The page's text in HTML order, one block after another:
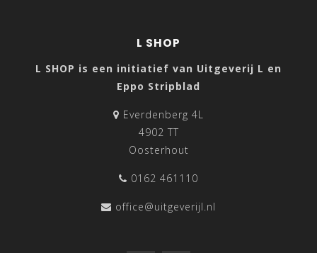
L SHOP
L SHOP is een initiatief van Uitgeverij L en
Eppo Stripblad
Everdenberg 4L
4902 TT
Oosterhout
0162 461110
office@uitgeverijl.nl